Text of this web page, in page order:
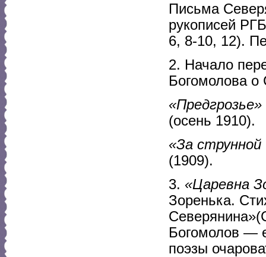
Письма
рукописей
6, 8-10, 12).
2. Начало
Богомолова о
«Предгрозье»
(осень 1910).
«За
(1909).
3. «Царевна
Зоренька.
Богомолов —
поэзы